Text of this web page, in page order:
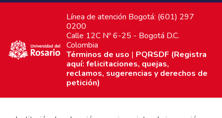
Línea de atención Bogotá: (601) 297
0200
Calle 12C Nº 6-25 - Bogotá D.C.
Colombia
Términos de uso | PQRSDF (Registra
aquí: felicitaciones, quejas,
reclamos, sugerencias y derechos de
petición)